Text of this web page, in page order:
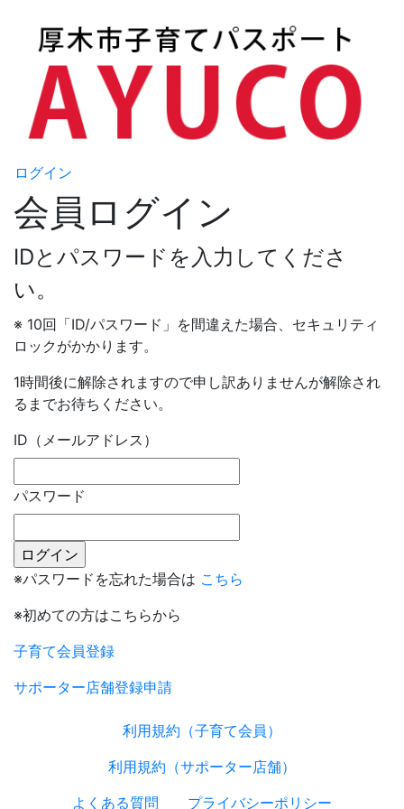
ログイン
会員ログイン
IDとパスワードを入力してくださ
い。
※ 10回「ID/パスワード」を間違えた場合、セキュリティ
ロックがかかります。
1時間後に解除されますので申し訳ありませんが解除され
るまでお待ちください。
ID（メールアドレス）
パスワード
※パスワードを忘れた場合は こちら
※初めての方はこちらから
子育て会員登録
サポーター店舗登録申請
利用規約（子育て会員）
利用規約（サポーター店舗）
よくある質問
プライバシーポリシー